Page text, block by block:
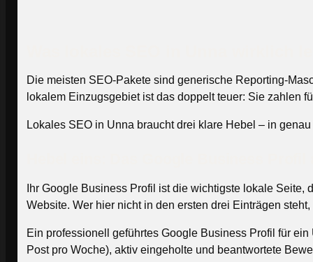
Die meisten SEO-Pakete sind generische Reporting-
lokalem Einzugsgebiet ist das doppelt teuer: Sie zahlen
Lokales SEO in Unna braucht drei klare Hebel – in
Ihr Google Business Profil ist die wichtigste lokale
Website. Wer hier nicht in den ersten drei Einträgen
Ein professionell geführtes Google Business Profil für
Post pro Woche), aktiv eingeholte und beantwortete